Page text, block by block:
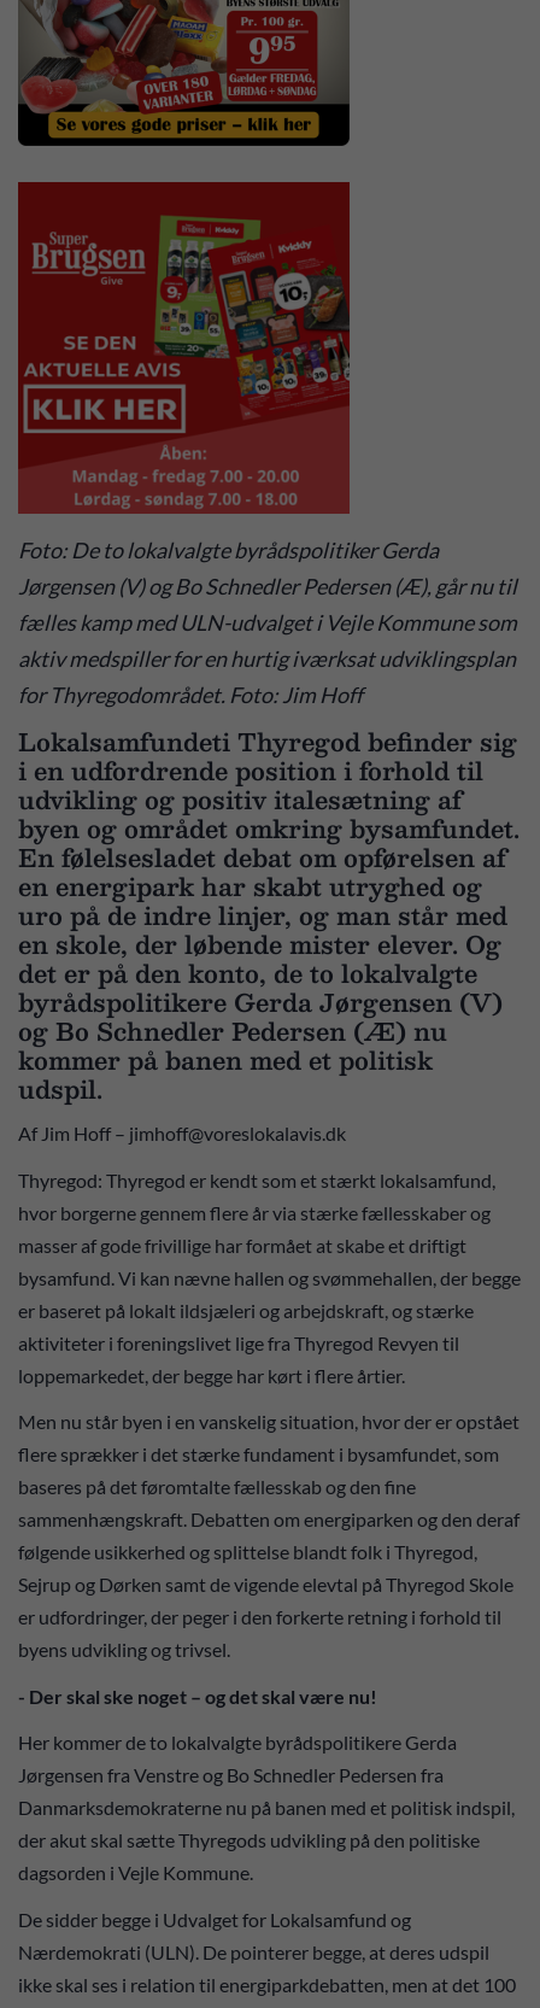
Foto: De to lokalvalgte byrådspolitiker Gerda
Jørgensen (V) og Bo Schnedler Pedersen (Æ), går nu til
fælles kamp med ULN-udvalget i Vejle Kommune som
aktiv medspiller for en hurtig iværksat udviklingsplan
for Thyregodområdet. Foto: Jim Hoff
Lokalsamfundeti Thyregod befinder sig
i en udfordrende position i forhold til
udvikling og positiv italesætning af
byen og området omkring bysamfundet.
En følelsesladet debat om opførelsen af
en energipark har skabt utryghed og
uro på de indre linjer, og man står med
en skole, der løbende mister elever. Og
det er på den konto, de to lokalvalgte
byrådspolitikere Gerda Jørgensen (V)
og Bo Schnedler Pedersen (Æ) nu
kommer på banen med et politisk
udspil.
Af Jim Hoff – jimhoff@voreslokalavis.dk
Thyregod: Thyregod er kendt som et stærkt lokalsamfund,
hvor borgerne gennem flere år via stærke fællesskaber og
masser af gode frivillige har formået at skabe et driftigt
bysamfund. Vi kan nævne hallen og svømmehallen, der begge
er baseret på lokalt ildsjæleri og arbejdskraft, og stærke
aktiviteter i foreningslivet lige fra Thyregod Revyen til
loppemarkedet, der begge har kørt i flere årtier.
Men nu står byen i en vanskelig situation, hvor der er opstået
flere sprækker i det stærke fundament i bysamfundet, som
baseres på det føromtalte fællesskab og den fine
sammenhængskraft. Debatten om energiparken og den deraf
følgende usikkerhed og splittelse blandt folk i Thyregod,
Sejrup og Dørken samt de vigende elevtal på Thyregod Skole
er udfordringer, der peger i den forkerte retning i forhold til
byens udvikling og trivsel.
- Der skal ske noget – og det skal være nu!
Her kommer de to lokalvalgte byrådspolitikere Gerda
Jørgensen fra Venstre og Bo Schnedler Pedersen fra
Danmarksdemokraterne nu på banen med et politisk indspil,
der akut skal sætte Thyregods udvikling på den politiske
dagsorden i Vejle Kommune.
De sidder begge i Udvalget for Lokalsamfund og
Nærdemokrati (ULN). De pointerer begge, at deres udspil
ikke skal ses i relation til energiparkdebatten, men at det 100